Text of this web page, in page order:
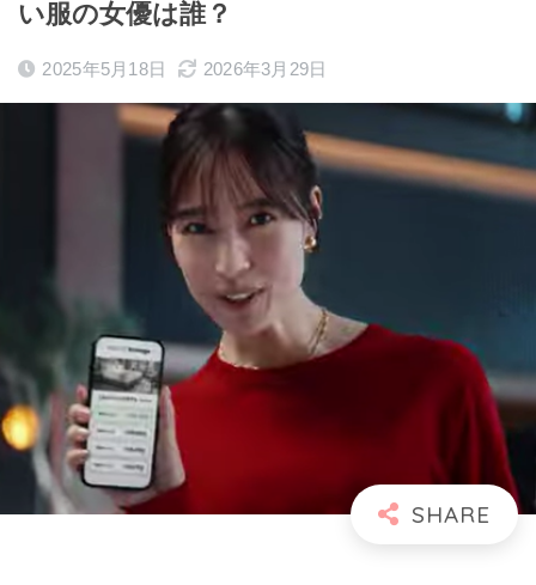
い服の女優は誰？
2025年5月18日 2026年3月29日